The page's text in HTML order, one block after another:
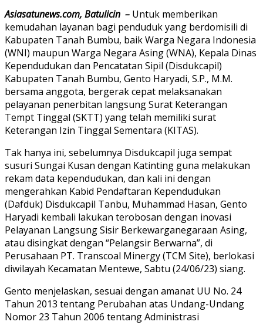
Share
Asiasatunews.com, Batulicin – Untuk memberikan
kemudahan layanan bagi penduduk yang berdomisili di
Kabupaten Tanah Bumbu, baik Warga Negara Indonesia
(WNI) maupun Warga Negara Asing (WNA), Kepala Dinas
Kependudukan dan Pencatatan Sipil (Disdukcapil)
Kabupaten Tanah Bumbu, Gento Haryadi, S.P., M.M.
bersama anggota, bergerak cepat melaksanakan
pelayanan penerbitan langsung Surat Keterangan
Tempt Tinggal (SKTT) yang telah memiliki surat
Keterangan Izin Tinggal Sementara (KITAS).
Tak hanya ini, sebelumnya Disdukcapil juga sempat
susuri Sungai Kusan dengan Katinting guna melakukan
rekam data kependudukan, dan kali ini dengan
mengerahkan Kabid Pendaftaran Kependudukan
(Dafduk) Disdukcapil Tanbu, Muhammad Hasan, Gento
Haryadi kembali lakukan terobosan dengan inovasi
Pelayanan Langsung Sisir Berkewarganegaraan Asing,
atau disingkat dengan “Pelangsir Berwarna”, di
Perusahaan PT. Transcoal Minergy (TCM Site), berlokasi
diwilayah Kecamatan Mentewe, Sabtu (24/06/23) siang.
Gento menjelaskan, sesuai dengan amanat UU No. 24
Tahun 2013 tentang Perubahan atas Undang-Undang
Nomor 23 Tahun 2006 tentang Administrasi